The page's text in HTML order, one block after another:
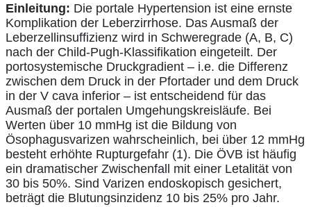
Einleitung: Die portale Hypertension ist eine ernste
Komplikation der Leberzirrhose. Das Ausmaß der
Leberzellinsuffizienz wird in Schweregrade (A, B, C)
nach der Child-Pugh-Klassifikation eingeteilt. Der
portosystemische Druckgradient – i.e. die Differenz
zwischen dem Druck in der Pfortader und dem Druck
in der V cava inferior – ist entscheidend für das
Ausmaß der portalen Umgehungskreisläufe. Bei
Werten über 10 mmHg ist die Bildung von
Ösophagusvarizen wahrscheinlich, bei über 12 mmHg
besteht erhöhte Rupturgefahr (1). Die ÖVB ist häufig
ein dramatischer Zwischenfall mit einer Letalität von
30 bis 50%. Sind Varizen endoskopisch gesichert,
beträgt die Blutungsinzidenz 10 bis 25% pro Jahr.